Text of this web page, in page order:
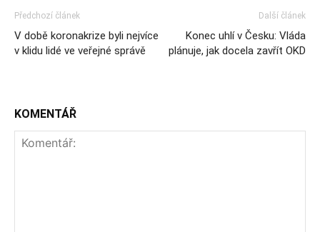
Předchozí článek
V době koronakrize byli nejvíce
v klidu lidé ve veřejné správě
Další článek
Konec uhlí v Česku: Vláda
plánuje, jak docela zavřít OKD
KOMENTÁŘ